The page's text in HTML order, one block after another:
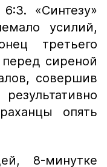
«Синтезу»
усилий,
третьего
сиреной
совершив
опять
8-минутке